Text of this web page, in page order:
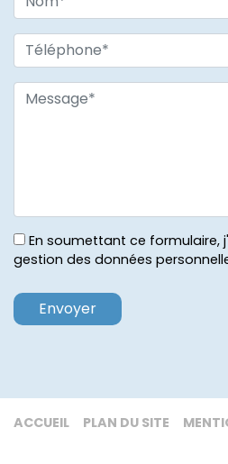
En soumettant ce formulaire,
gestion des données
ACCUEIL PLAN DU SITE